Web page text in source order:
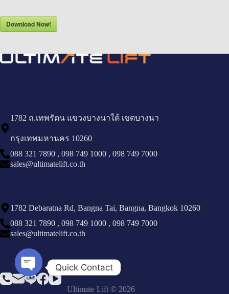
Download Now!
1782 ถ.เทพรัตน แขวงบางนาใต้ เขตบางนา
กรุงเทพมหานคร 10260
088 321 7890 , 098 749 1000 , 098 749 7000
sales@ultimatelift.co.th
1782 Debaratna Rd, Bangna Tai, Bangna, Bangkok 10260
088 321 7890 , 098 749 1000 , 098 749 7000
sales@ultimatelift.co.th
Ultimate Lift © 2026
Quick Contact
Open chaty